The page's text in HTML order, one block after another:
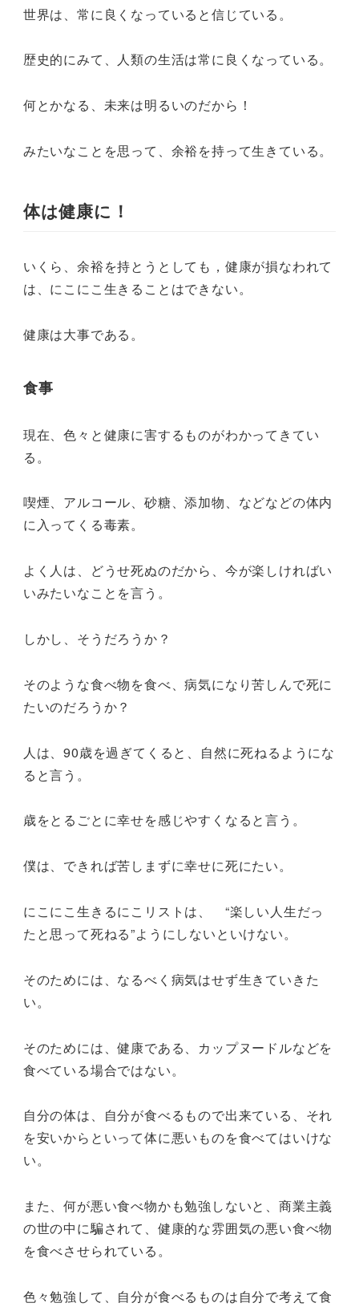
世界は、常に良くなっていると信じている。
歴史的にみて、人類の生活は常に良くなっている。
何とかなる、未来は明るいのだから！
みたいなことを思って、余裕を持って生きている。
体は健康に！
いくら、余裕を持とうとしても，健康が損なわれて
は、にこにこ生きることはできない。
健康は大事である。
食事
現在、色々と健康に害するものがわかってきてい
る。
喫煙、アルコール、砂糖、添加物、などなどの体内
に入ってくる毒素。
よく人は、どうせ死ぬのだから、今が楽しければい
いみたいなことを言う。
しかし、そうだろうか？
そのような食べ物を食べ、病気になり苦しんで死に
たいのだろうか？
人は、90歳を過ぎてくると、自然に死ねるようにな
ると言う。
歳をとるごとに幸せを感じやすくなると言う。
僕は、できれば苦しまずに幸せに死にたい。
にこにこ生きるにこリストは、 “楽しい人生だっ
たと思って死ねる”ようにしないといけない。
そのためには、なるべく病気はせず生きていきた
い。
そのためには、健康である、カップヌードルなどを
食べている場合ではない。
自分の体は、自分が食べるもので出来ている、それ
を安いからといって体に悪いものを食べてはいけな
い。
また、何が悪い食べ物かも勉強しないと、商業主義
の世の中に騙されて、健康的な雰囲気の悪い食べ物
を食べさせられている。
色々勉強して、自分が食べるものは自分で考えて食